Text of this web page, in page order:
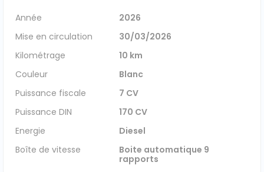
Tous les véhicules
Réservation véhicule
Financement utilitaire
Année
2026
Mise en circulation
30/03/2026
Kilométrage
10 km
Couleur
Blanc
Puissance fiscale
7 CV
Puissance DIN
170 CV
Energie
Diesel
Boîte de vitesse
Boite automatique 9
rapports